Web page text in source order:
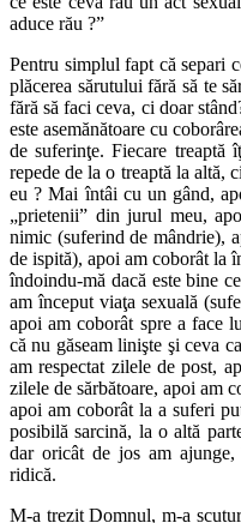
aduce rău ?”
Pentru simplul fapt că separi
plăcerea sărutului fără să te
fără să faci ceva, ci doar
este asemănătoare cu
de suferinţe. Fiecare
repede de la o treaptă la altă,
eu ? Mai întâi cu un gând,
„prietenii” din jurul meu,
nimic (suferind de mândrie),
de ispită), apoi am coborât la
îndoindu-mă dacă este bine
am început viaţa sexuală
apoi am coborât spre a face
că nu găseam linişte şi ceva
am respectat zilele de post,
zilele de sărbătoare, apoi am
apoi am coborât la a suferi
posibilă sarcină, la o altă
dar oricât de jos am ajunge,
ridică.
M-a trezit Domnul, m-a